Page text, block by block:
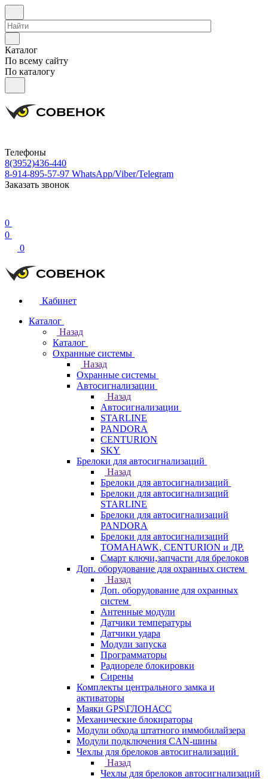
Каталог
По всему сайту
По каталогу
Телефоны
8(3952)436-440
8-914-895-57-97 WhatsApp/Viber/Telegram
Заказать звонок
0
0
0
Кабинет
Каталог
Назад
Каталог
Охранные системы
Назад
Охранные системы
Автосигнализации
Назад
Автосигнализации
STARLINE
PANDORA
CENTURION
SKY
Брелоки для автосигнализаций
Назад
Брелоки для автосигнализаций
Брелоки для автосигнализаций
STARLINE
Брелоки для автосигнализаций
PANDORA
Брелоки для автосигнализаций
TOMAHAWK, CENTURION и ДР.
Смарт ключи,запчасти для брелоков
Доп. оборудование для охранных систем
Назад
Доп. оборудование для охранных
систем
Антенные модули
Датчики температуры
Датчики удара
Модули запуска
Программаторы
Радиореле блокировки
Сирены
Комплекты центрального замка и
активаторы
Маяки GPS\ГЛОНАСС
Механические блокираторы
Модули обхода штатного иммобилайзера
Модули подключения CAN-шины
Чехлы для брелоков автосигнализаций
Назад
Чехлы для брелоков автосигнализаций